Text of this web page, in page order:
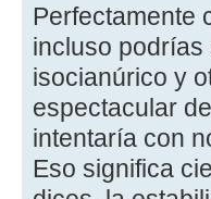
Perfectamente
incluso podrías
isocianúrico y
espectacular
intentaría con
Eso significa